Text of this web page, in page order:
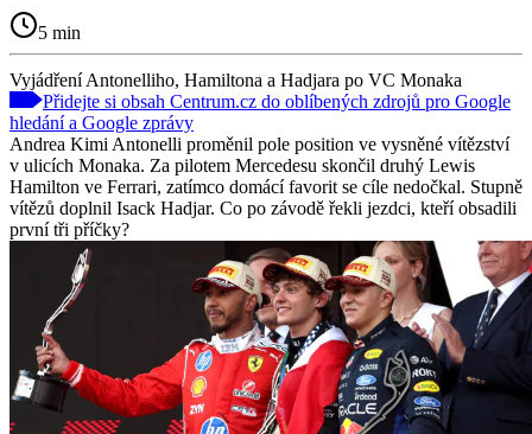
5 min
Vyjádření Antonelliho, Hamiltona a Hadjara po VC Monaka
Přidejte si obsah Centrum.cz do oblíbených zdrojů pro Google
hledání a Google zprávy
Andrea Kimi Antonelli proměnil pole position ve vysněné vítězství
v ulicích Monaka. Za pilotem Mercedesu skončil druhý Lewis
Hamilton ve Ferrari, zatímco domácí favorit se cíle nedočkal. Stupně
vítězů doplnil Isack Hadjar. Co po závodě řekli jezdci, kteří obsadili
první tři příčky?